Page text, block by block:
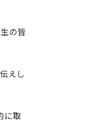
の皆
えし
に取